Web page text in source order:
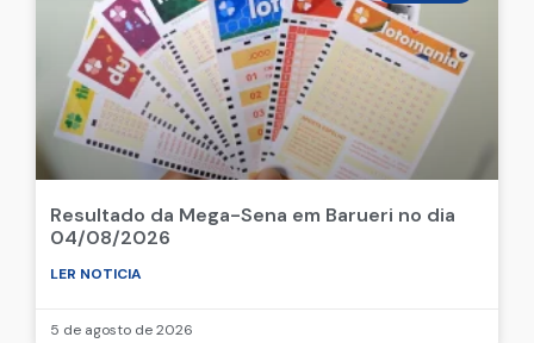
Resultado da Mega-Sena em Barueri no dia
04/08/2026
LER NOTICIA
5 de agosto de 2026